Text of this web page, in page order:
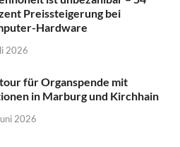
Preissteigerung bei
Hardware
2026
für Organspende mit
in Marburg und Kirchhain
2026